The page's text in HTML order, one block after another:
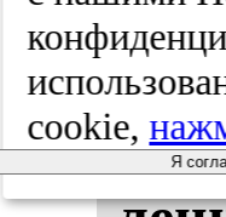
cookie,
Я